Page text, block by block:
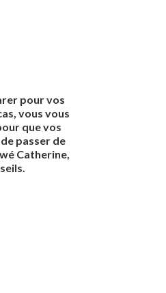
pour vos
vous vous
que vos
passer de
Catherine,